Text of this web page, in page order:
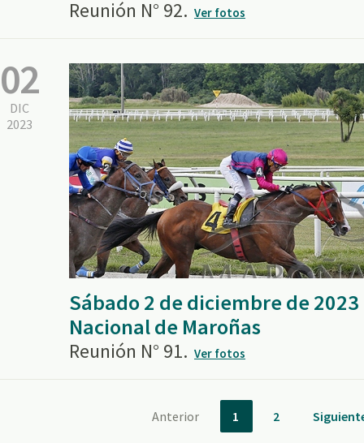
Reunión N° 92. Ver fotos
02
DIC
2023
Sábado 2 de diciembre de
Nacional de Maroñas
Reunión N° 91. Ver fotos
Anterior 1 2